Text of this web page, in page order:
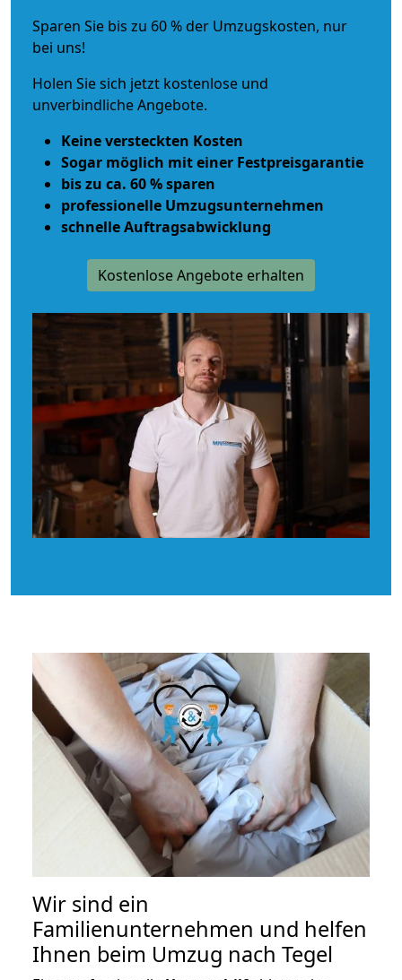
Sparen Sie bis zu 60 % der Umzugskosten, nur
bei uns!
Holen Sie sich jetzt kostenlose und
unverbindliche Angebote.
Keine versteckten Kosten
Sogar möglich mit einer Festpreisgarantie
bis zu ca. 60 % sparen
professionelle Umzugsunternehmen
schnelle Auftragsabwicklung
Kostenlose Angebote erhalten
Wir sind ein
Familienunternehmen und helfen
Ihnen beim Umzug nach Tegel